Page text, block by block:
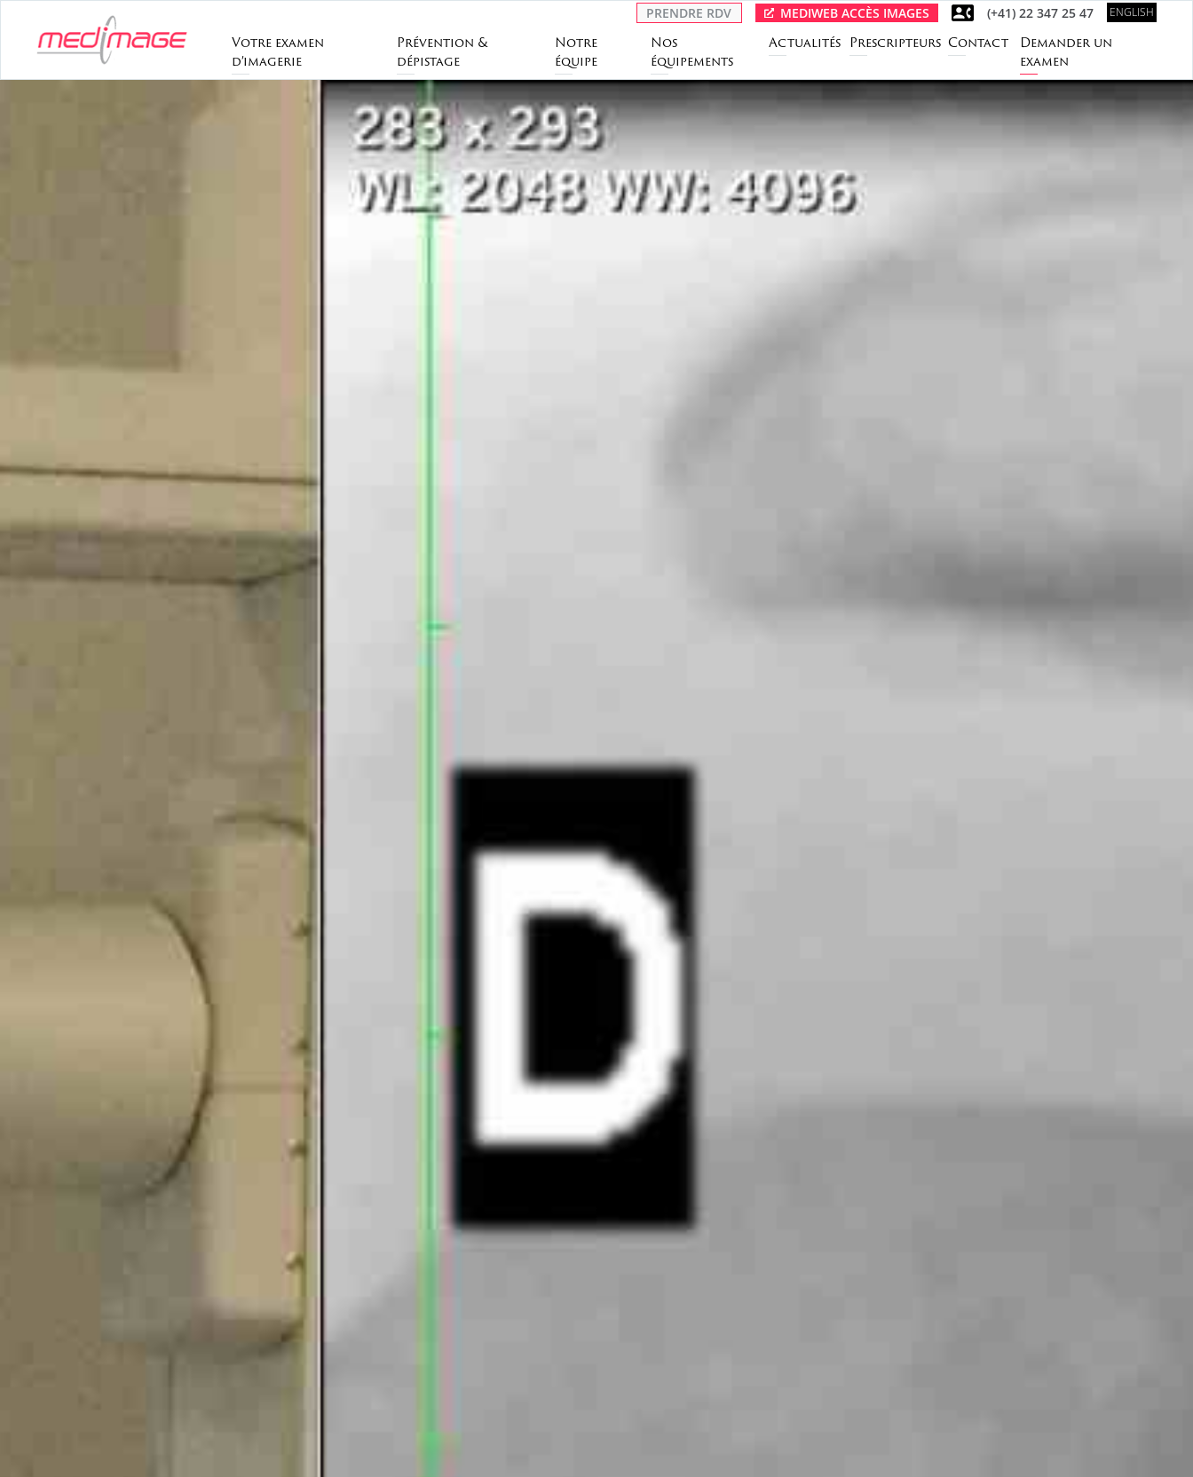
PRENDRE RDV MEDIWEB ACCÈS IMAGES (+41) 22 347 25 47 ENGLISH
Votre examen
d’imagerie
Prévention &
dépistage
Notre
équipe
Nos
équipements
Actualités Prescripteurs Contact
Demander un
examen